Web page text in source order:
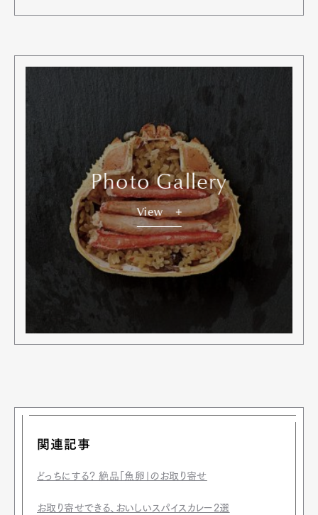
Photo Gallery
View
関連記事
どっちにする？ 絶品「魚卵」のお取り寄せ
お取り寄せできる、おいしいスパイスカレー2選